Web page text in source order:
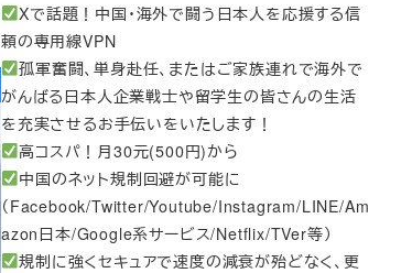
Xで話題！中国・海外で闘う日本人を応援する信
頼の専用線VPN
孤軍奮闘、単身赴任、またはご家族連れで海外で
がんばる日本人企業戦士や留学生の皆さんの生活
を充実させるお手伝いをいたします！
高コスパ！月30元(500円)から
中国のネット規制回避が可能に
（Facebook/Twitter/Youtube/Instagram/LINE/Am
azon日本/Google系サービス/Netflix/TVer等）
規制に強くセキュアで速度の減衰が殆どなく、更